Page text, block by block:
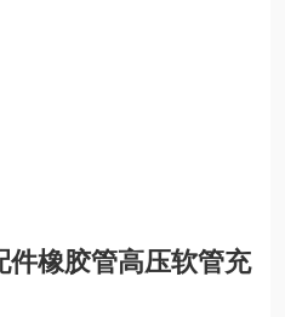
件橡胶管高压软管充